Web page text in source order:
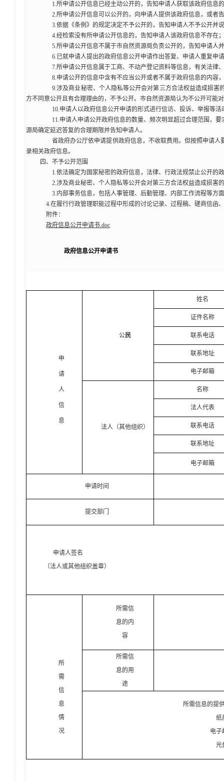
1.所申请公开信息已经主动公开的，告知申请人获取该政府信息
2.所申请公开信息可以公开的，向申请人提供该政府信息，或者
3.依据《条例》的规定决定不予公开的，告知申请人不予公开并
4.经检索没有所申请公开信息的，告知申请人该政府信息不存在；
5.所申请公开信息不属于市自然资源局负责公开的，告知申请人
6.已就申请人提出的政府信息公开申请作出答复、申请人重复申
7.所申请公开信息属于工商、不动产登记资料等信息，有关法律
8.申请公开的信息中含有不应当公开或者不属于政府信息的内容
9.涉及商业秘密、个人隐私等公开会对第三方合法权益造成损害
方不同意公开且有合理理由的，不予公开。市自然资源局认为不公开可能
10.申请人以政府信息公开申请的形式进行信访、投诉、举报等活
11.申请人申请公开政府信息的数量、频次明显超过合理范围，要
源局确定延迟答复的合理期限并告知申请人。
省政府办公厅依申请提供政府信息，不收取费用。但按照申请人
录相关政府信息。
四、不予公开范围
1.依法确定为国家秘密的政府信息，法律、行政法规禁止公开的
2.涉及商业秘密、个人隐私等公开会对第三方合法权益造成损害
3.内部事务信息，包括人事管理、后勤管理、内部工作流程等方
4.在履行行政管理职能过程中形成的讨论记录、过程稿、磋商信函
附件：
政府信息公开申请书.doc
政府信息公开申请书
申
请
人
信
息
公民
姓名
证件名称
联系电话
联系地址
电子邮箱
法人（其他组织）
名称
法人代表
联系电话
联系地址
电子邮箱
申请时间
提交部门
申请人签名
（法人或其他组织盖章）
所
需
信
息
情
况
所需信
息的内
容
所需信
息的用
途
所需信息的提
纸
电子
光